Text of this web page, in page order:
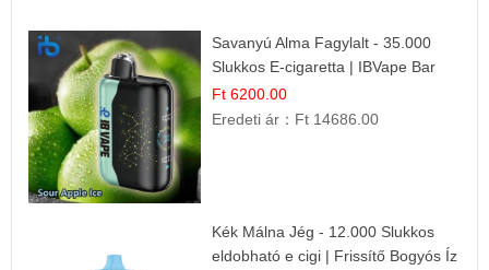
Savanyú Alma Fagylalt - 35.000
Slukkos E-cigaretta | IBVape Bar
Ft 6200.00
Eredeti ár： Ft 14686.00
Kék Málna Jég - 12.000 Slukkos
eldobható e cigi | Frissítő Bogyós Íz